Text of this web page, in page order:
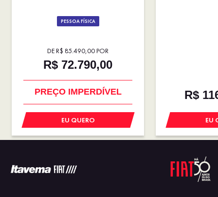
PESSOA FÍSICA
DE R$ 85.490,00 POR
R$ 72.790,00
PREÇO IMPERDÍVEL
SUPER DESCONTO
EU QUERO
R$
EU